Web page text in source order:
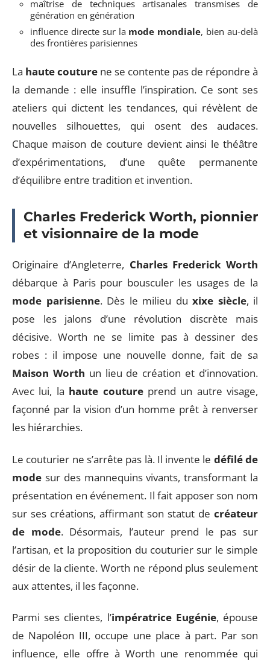
maîtrise de techniques artisanales transmises de
génération en génération
influence directe sur la mode mondiale, bien au-delà
des frontières parisiennes
La haute couture ne se contente pas de répondre à
la demande : elle insuffle l’inspiration. Ce sont ses
ateliers qui dictent les tendances, qui révèlent de
nouvelles silhouettes, qui osent des audaces.
Chaque maison de couture devient ainsi le théâtre
d’expérimentations, d’une quête permanente
d’équilibre entre tradition et invention.
Charles Frederick Worth, pionnier
et visionnaire de la mode
Originaire d’Angleterre, Charles Frederick Worth
débarque à Paris pour bousculer les usages de la
mode parisienne. Dès le milieu du xixe siècle, il
pose les jalons d’une révolution discrète mais
décisive. Worth ne se limite pas à dessiner des
robes : il impose une nouvelle donne, fait de sa
Maison Worth un lieu de création et d’innovation.
Avec lui, la haute coutureprend un autre visage,
façonné par la vision d’un homme prêt à renverser
les hiérarchies.
Le couturier ne s’arrête pas là. Il invente le défilé de
mode sur des mannequins vivants, transformant la
présentation en événement. Il fait apposer son nom
sur ses créations, affirmant son statut de créateur
de mode. Désormais, l’auteur prend le pas sur
l’artisan, et la proposition du couturier sur le simple
désir de la cliente. Worth ne répond plus seulement
aux attentes, il les façonne.
Parmi ses clientes, l’impératrice Eugénie, épouse
de Napoléon III, occupe une place à part. Par son
influence, elle offre à Worth une renommée qui